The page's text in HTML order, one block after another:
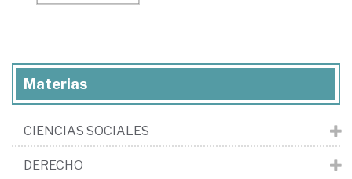
Materias
CIENCIAS SOCIALES
DERECHO